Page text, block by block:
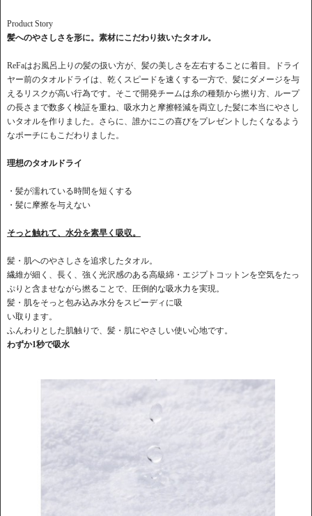
Product Story
髪へのやさしさを形に。素材にこだわり抜いたタオル。
ReFaはお風呂上りの髪の扱い方が、髪の美しさを左右することに着目。ドライ
ヤー前のタオルドライは、乾くスピードを速くする一方で、髪にダメージを与
えるリスクが高い行為です。そこで開発チームは糸の種類から撚り方、ループ
の長さまで数多く検証を重ね、吸水力と摩擦軽減を両立した髪に本当にやさし
いタオルを作りました。さらに、誰かにこの喜びをプレゼントしたくなるよう
なポーチにもこだわりました。
理想のタオルドライ
・髪が濡れている時間を短くする
・髪に摩擦を与えない
そっと触れて、水分を素早く吸収。
髪・肌へのやさしさを追求したタオル。
繊維が細く、長く、強く光沢感のある高級綿・エジプトコットンを空気をたっ
ぷりと含ませながら撚ることで、圧倒的な吸水力を実現。
髪・肌をそっと包み込み水分をスピーディに吸
い取ります。
ふんわりとした肌触りで、髪・肌にやさしい使い心地です。
わずか1秒で吸水